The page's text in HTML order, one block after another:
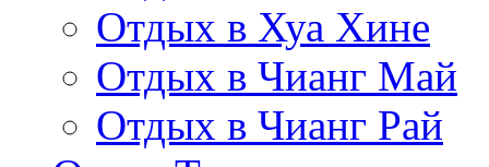
Отдых в Хуа Хине
Отдых в Чианг Май
Отдых в Чианг Рай